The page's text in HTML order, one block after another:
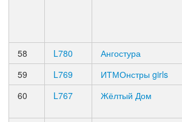
58 L780 Ангостура
59
L769 ИТМОнстры girls
60
L767 Жёлтый Дом